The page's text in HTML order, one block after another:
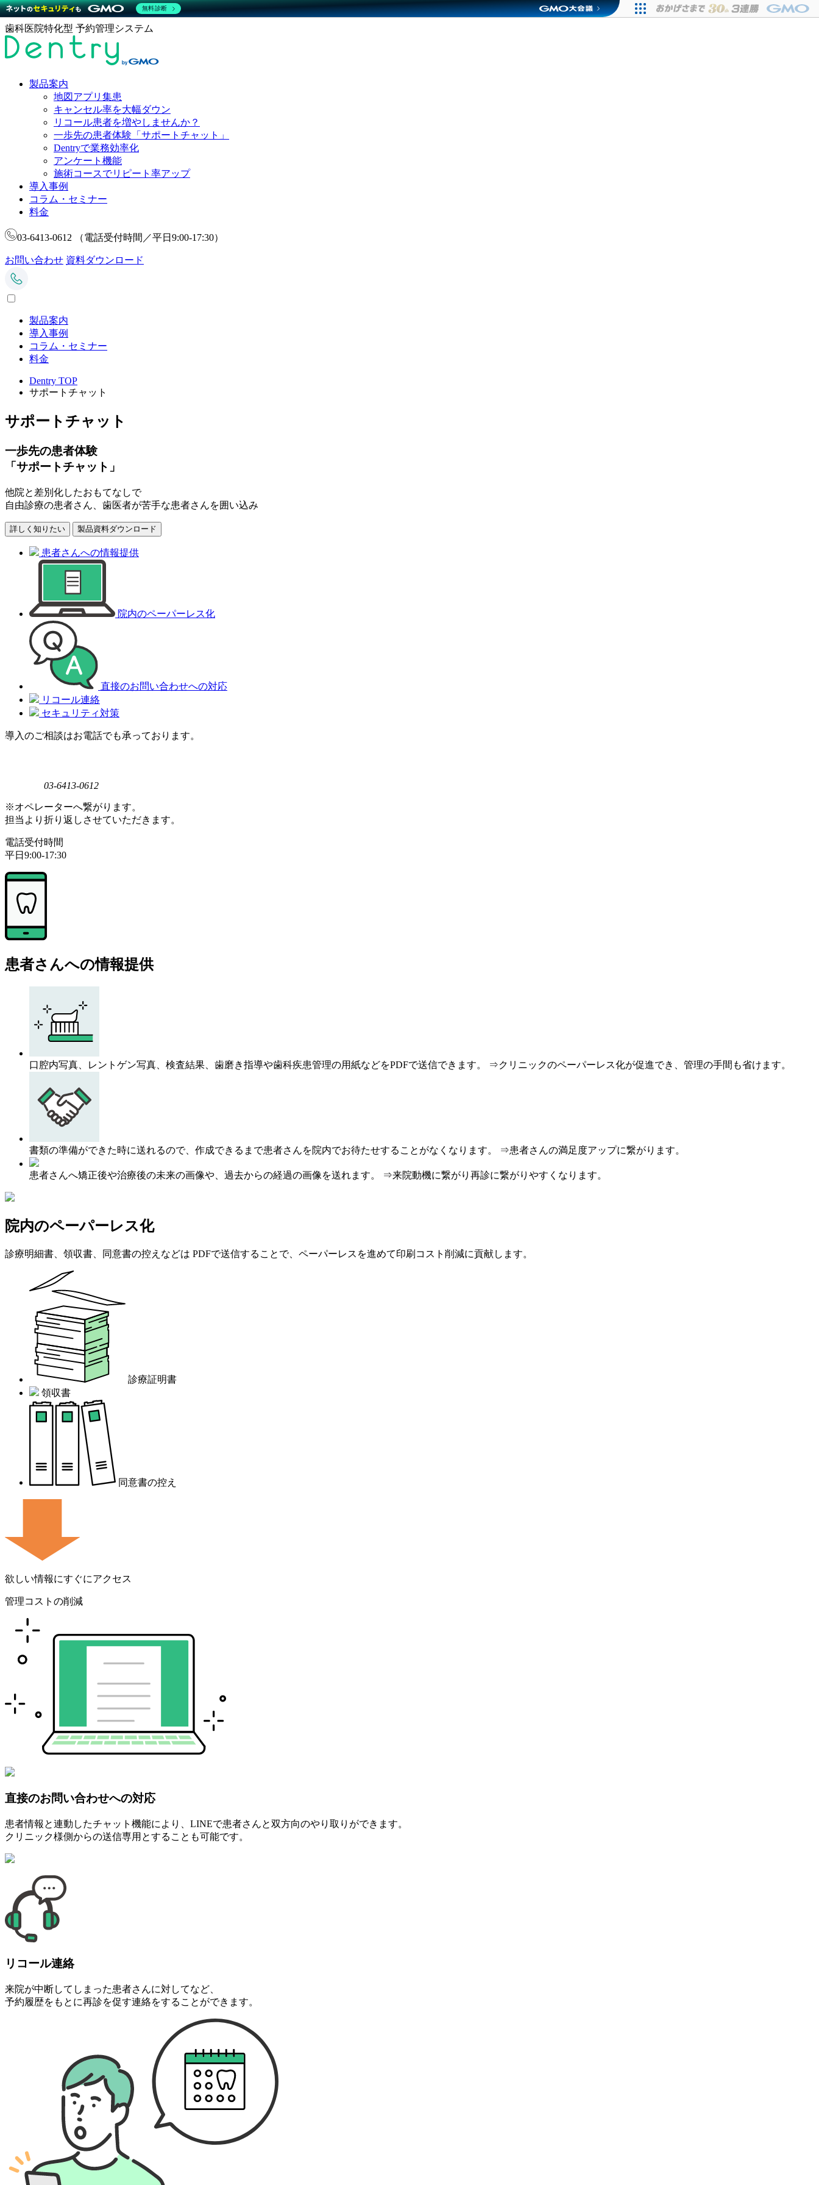
歯科医院特化型 予約管理システム
製品案内
地図アプリ集患
キャンセル率を大幅ダウン
リコール患者を増やしませんか？
一歩先の患者体験「サポートチャット」
Dentryで業務効率化
アンケート機能
施術コースでリピート率アップ
導入事例
コラム・セミナー
料金
03-6413-0612 （電話受付時間／平日9:00-17:30）
お問い合わせ 資料ダウンロード
製品案内
導入事例
コラム・セミナー
料金
Dentry TOP
サポートチャット
サポートチャット
一歩先の患者体験
「サポートチャット」
他院と差別化したおもてなしで
自由診療の患者さん、歯医者が苦手な患者さんを囲い込み
詳しく知りたい 製品資料ダウンロード
患者さんへの情報提供
院内のペーパーレス化
直接のお問い合わせへの対応
リコール連絡
セキュリティ対策
導入のご相談はお電話でも承っております。
03-6413-0612
※オペレーターへ繋がります。
担当より折り返しさせていただきます。
電話受付時間
平日9:00-17:30
患者さんへの情報提供
口腔内写真、レントゲン写真、検査結果、歯磨き指導や歯科疾患管理の用紙などをPDFで送信できます。 ⇒クリニックのペーパーレス化が促進でき、管理の手間も省けます。
書類の準備ができた時に送れるので、作成できるまで患者さんを院内でお待たせすることがなくなります。 ⇒患者さんの満足度アップに繋がります。
患者さんへ矯正後や治療後の未来の画像や、過去からの経過の画像を送れます。 ⇒来院動機に繋がり再診に繋がりやすくなります。
院内のペーパーレス化
診療明細書、領収書、同意書の控えなどは PDFで送信することで、ペーパーレスを進めて印刷コスト削減に貢献します。
診療証明書
領収書
同意書の控え
欲しい情報にすぐにアクセス
管理コストの削減
直接のお問い合わせへの対応
患者情報と連動したチャット機能により、LINEで患者さんと双方向のやり取りができます。
クリニック様側からの送信専用とすることも可能です。
リコール連絡
来院が中断してしまった患者さんに対してなど、
予約履歴をもとに再診を促す連絡をすることができます。
無料診断